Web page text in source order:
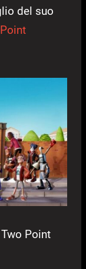
del suo
Point